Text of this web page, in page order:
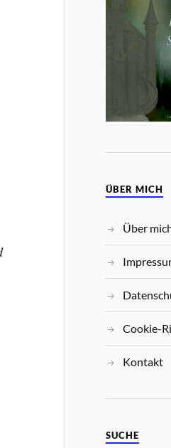
ÜBER MICH
Über
Cookie-
Kontakt
SUCHE